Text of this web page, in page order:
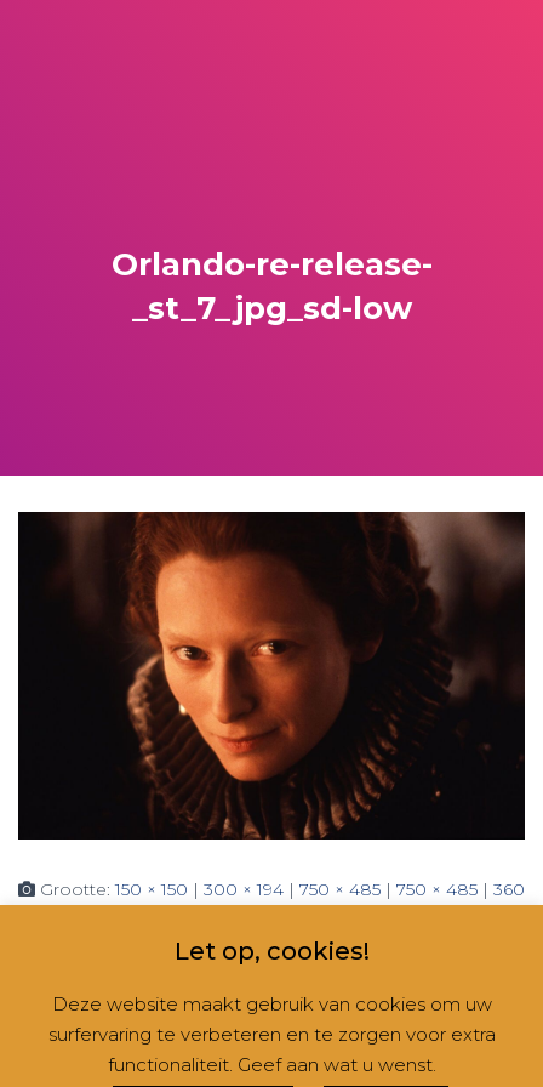
Orlando-re-release-
_st_7_jpg_sd-low
Grootte:150 × 150 | 300 × 194 | 750 × 485 | 750 × 485 | 360
CONTACT NIEUWSBRIEVEN RUBRIEKEN
Let op, cookies!
Deze website maakt gebruik van cookies om uw
surfervaring te verbeteren en te zorgen voor extra
functionaliteit. Geef aan wat u wenst.